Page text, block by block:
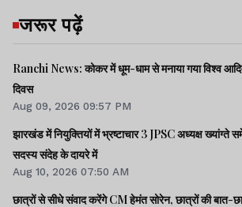
जरूर पढ़ें
Ranchi News: कोकर में धूम-धाम से मनाया गया विश्व आदिवासी
दिवस
Aug 09, 2026 09:57 PM
झारखंड में नियुक्तियों में भ्रष्टाचार 3 JPSC अध्यक्ष ख्यांग्ते
सदस्य संदेह के दायरे में
Aug 10, 2026 07:50 AM
छात्रों से सीधे संवाद करेंगे CM हेमंत सोरेन, छात्रों की बात-